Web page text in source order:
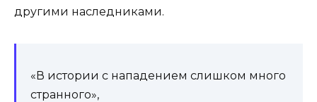
другими наследниками.
«В истории с нападением слишком много
странного»,